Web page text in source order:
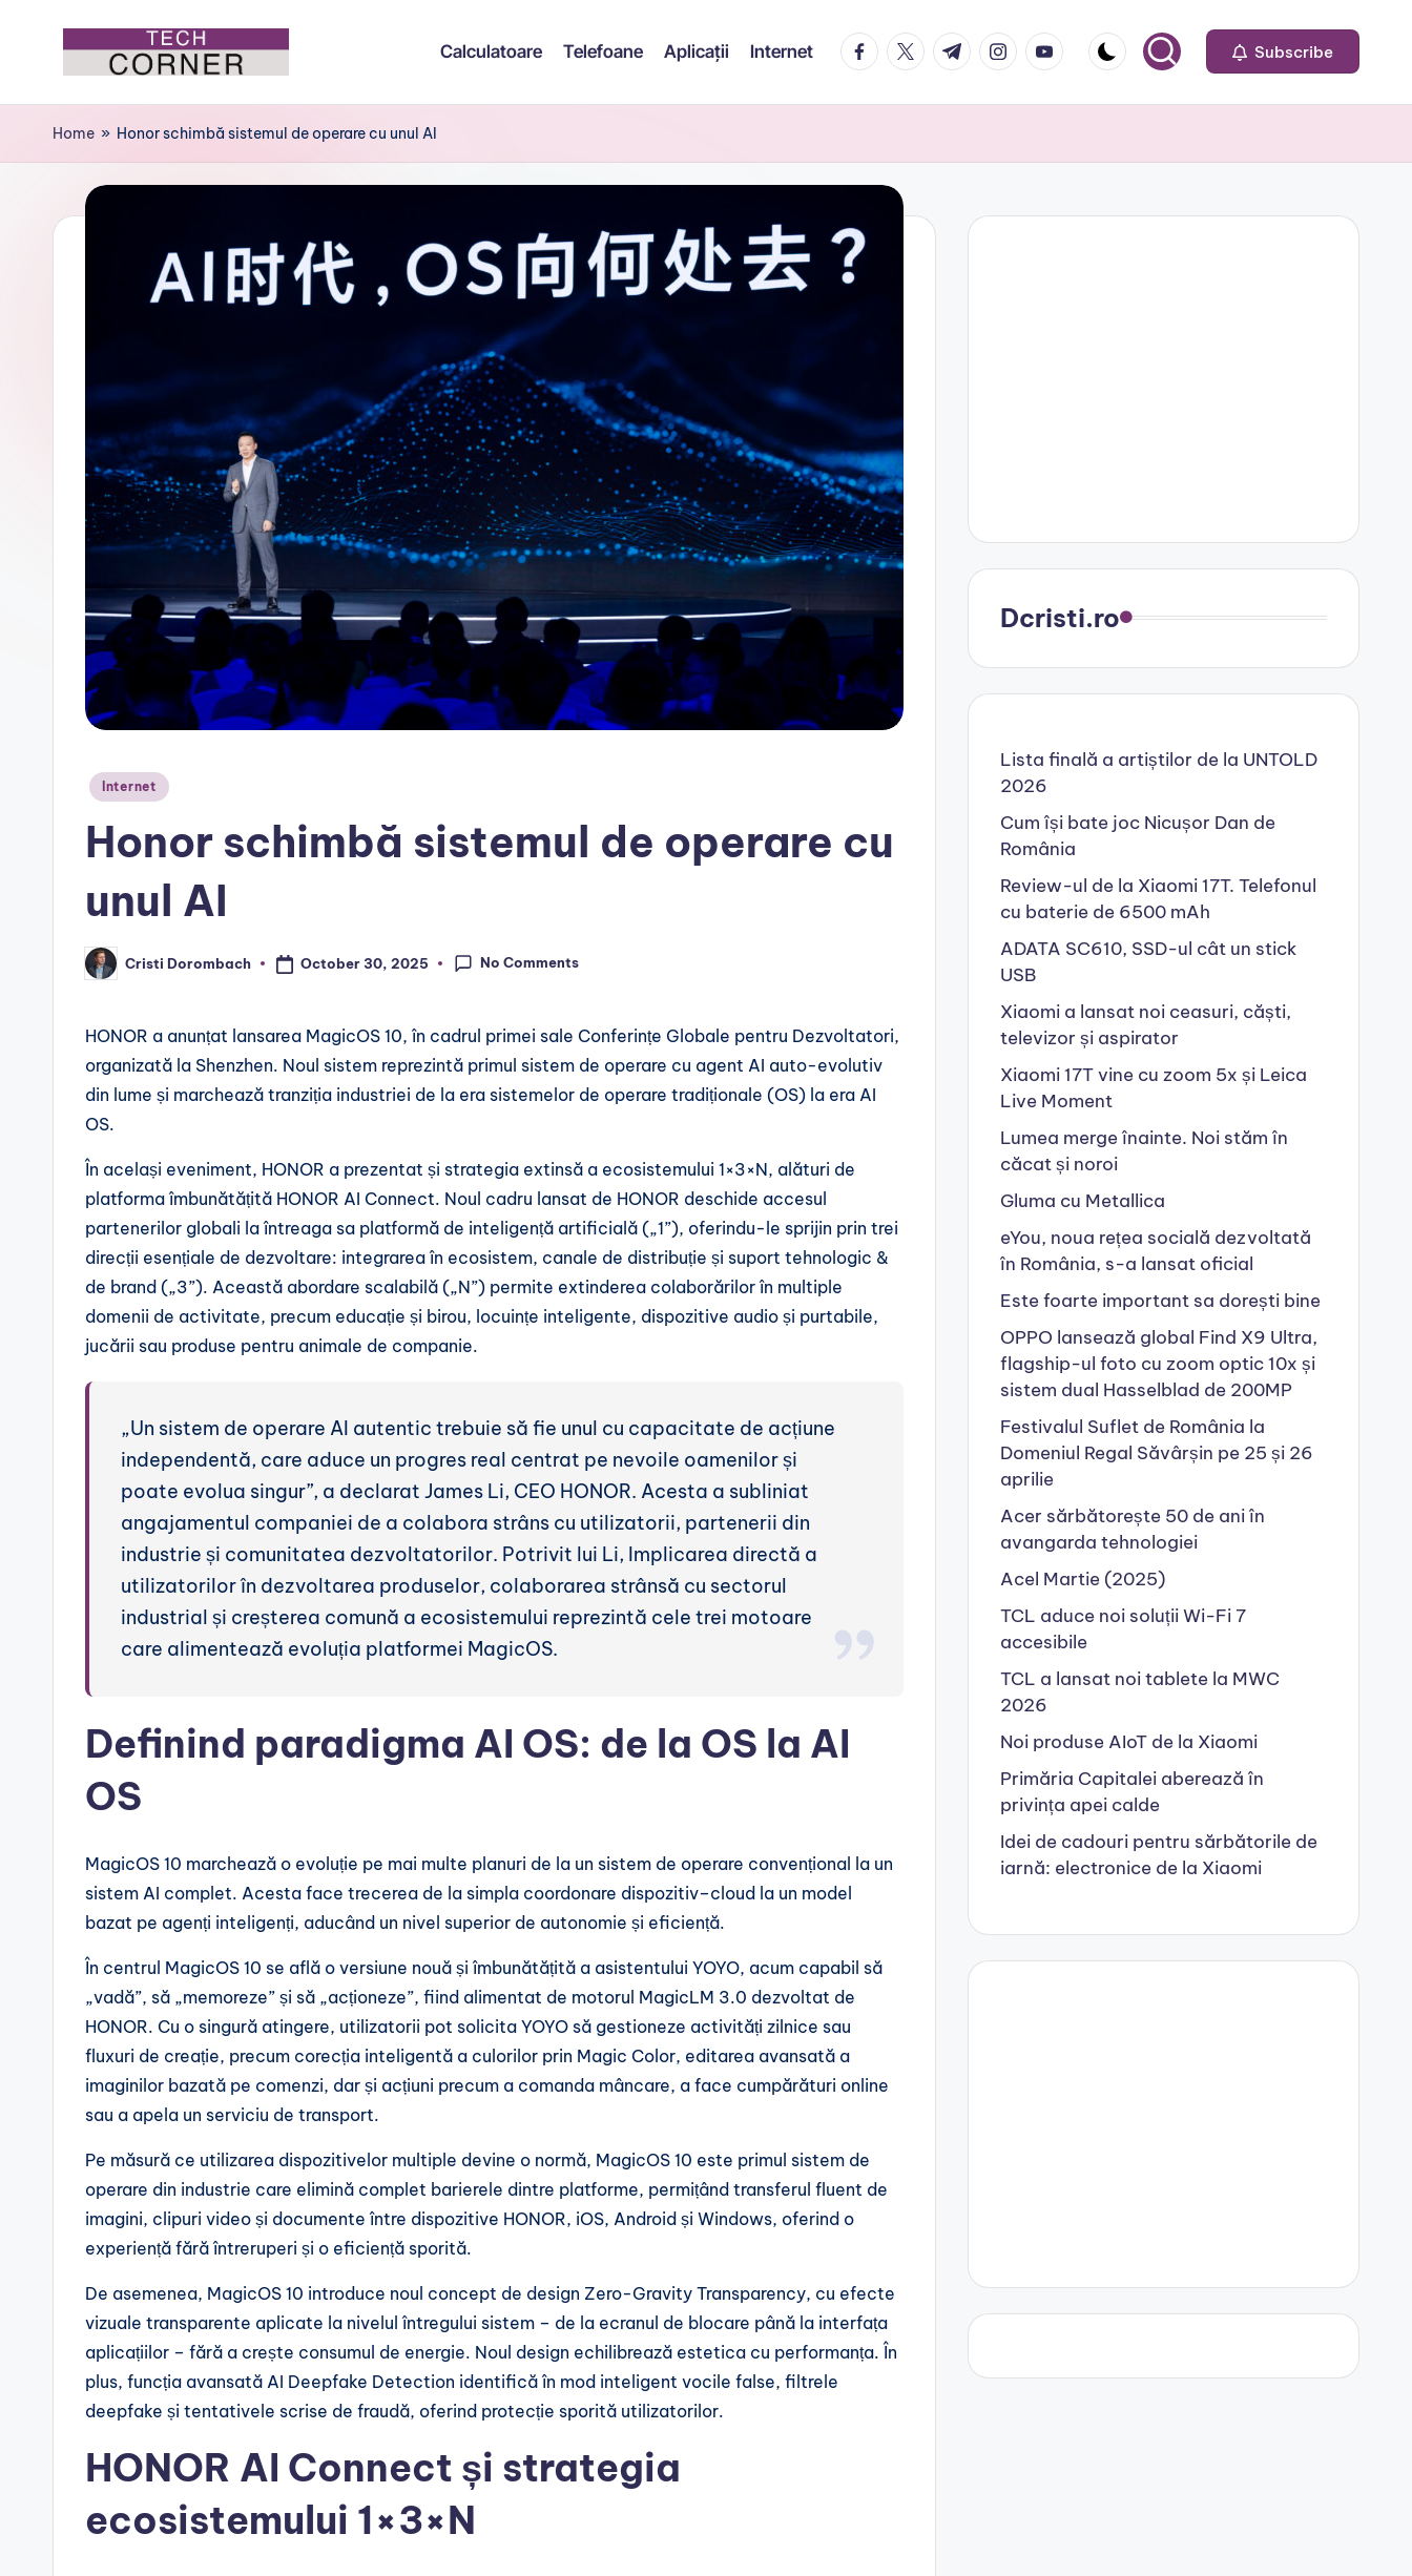
T
e
h
de
Calculatoare Telefoane Aplicații Internet facebook.com
twitter.com
t.me instagram.com
youtube.com Subscribe
Home » Honor schimbă sistemul de operare cu unul AI
Posted
Internet
Honor schimbă sistemul de operare cu
unul AI
Posted
by
Cristi Dorombach October 30, 2025 No Comments
HONOR a anunțat lansarea MagicOS 10, în cadrul primei sale Conferințe Globale pentru Dezvoltatori,
organizată la Shenzhen. Noul sistem reprezintă primul sistem de operare cu agent AI auto-evolutiv
din lume și marchează tranziția industriei de la era sistemelor de operare tradiționale (OS) la era AI
OS.
În același eveniment, HONOR a prezentat și strategia extinsă a ecosistemului 1×3×N, alături de
platforma îmbunătățită HONOR AI Connect. Noul cadru lansat de HONOR deschide accesul
partenerilor globali la întreaga sa platformă de inteligență artificială („1”), oferindu-le sprijin prin trei
direcții esențiale de dezvoltare: integrarea în ecosistem, canale de distribuție și suport tehnologic &
de brand („3”). Această abordare scalabilă („N”) permite extinderea colaborărilor în multiple
domenii de activitate, precum educație și birou, locuințe inteligente, dispozitive audio și purtabile,
jucării sau produse pentru animale de companie.
„Un sistem de operare AI autentic trebuie să fie unul cu capacitate de acțiune
independentă, care aduce un progres real centrat pe nevoile oamenilor și
poate evolua singur”, a declarat James Li, CEO HONOR. Acesta a subliniat
angajamentul companiei de a colabora strâns cu utilizatorii, partenerii din
industrie și comunitatea dezvoltatorilor. Potrivit lui Li, Implicarea directă a
utilizatorilor în dezvoltarea produselor, colaborarea strânsă cu sectorul
industrial și creșterea comună a ecosistemului reprezintă cele trei motoare
care alimentează evoluția platformei MagicOS.
Definind paradigma AI OS: de la OS la AI
OS
MagicOS 10 marchează o evoluție pe mai multe planuri de la un sistem de operare convențional la un
sistem AI complet. Acesta face trecerea de la simpla coordonare dispozitiv–cloud la un model
bazat pe agenți inteligenți, aducând un nivel superior de autonomie și eficiență.
În centrul MagicOS 10 se află o versiune nouă și îmbunătățită a asistentului YOYO, acum capabil să
„vadă”, să „memoreze” și să „acționeze”, fiind alimentat de motorul MagicLM 3.0 dezvoltat de
HONOR. Cu o singură atingere, utilizatorii pot solicita YOYO să gestioneze activități zilnice sau
fluxuri de creație, precum corecția inteligentă a culorilor prin Magic Color, editarea avansată a
imaginilor bazată pe comenzi, dar și acțiuni precum a comanda mâncare, a face cumpărături online
sau a apela un serviciu de transport.
Pe măsură ce utilizarea dispozitivelor multiple devine o normă, MagicOS 10 este primul sistem de
operare din industrie care elimină complet barierele dintre platforme, permițând transferul fluent de
imagini, clipuri video și documente între dispozitive HONOR, iOS, Android și Windows, oferind o
experiență fără întreruperi și o eficiență sporită.
De asemenea, MagicOS 10 introduce noul concept de design Zero-Gravity Transparency, cu efecte
vizuale transparente aplicate la nivelul întregului sistem – de la ecranul de blocare până la interfața
aplicațiilor – fără a crește consumul de energie. Noul design echilibrează estetica cu performanța. În
plus, funcția avansată AI Deepfake Detection identifică în mod inteligent vocile false, filtrele
deepfake și tentativele scrise de fraudă, oferind protecție sporită utilizatorilor.
HONOR AI Connect și strategia
ecosistemului 1×3×N
Dcristi.ro
Lista finală a artiștilor de la UNTOLD
2026
Cum își bate joc Nicușor Dan de
România
Review-ul de la Xiaomi 17T. Telefonul
cu baterie de 6500 mAh
ADATA SC610, SSD-ul cât un stick
USB
Xiaomi a lansat noi ceasuri, căști,
televizor și aspirator
Xiaomi 17T vine cu zoom 5x și Leica
Live Moment
Lumea merge înainte. Noi stăm în
căcat și noroi
Gluma cu Metallica
eYou, noua rețea socială dezvoltată
în România, s-a lansat oficial
Este foarte important sa dorești bine
OPPO lansează global Find X9 Ultra,
flagship-ul foto cu zoom optic 10x și
sistem dual Hasselblad de 200MP
Festivalul Suflet de România la
Domeniul Regal Săvârșin pe 25 și 26
aprilie
Acer sărbătorește 50 de ani în
avangarda tehnologiei
Acel Martie (2025)
TCL aduce noi soluții Wi-Fi 7
accesibile
TCL a lansat noi tablete la MWC
2026
Noi produse AIoT de la Xiaomi
Primăria Capitalei aberează în
privința apei calde
Idei de cadouri pentru sărbătorile de
iarnă: electronice de la Xiaomi